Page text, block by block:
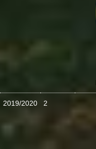
2019/2020 2